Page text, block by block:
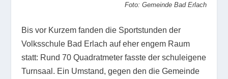
Foto: Gemeinde Bad Erlach
Bis vor Kurzem fanden die Sportstunden der
Volksschule Bad Erlach auf eher engem Raum
statt: Rund 70 Quadratmeter fasste der schuleigene
Turnsaal. Ein Umstand, gegen den die Gemeinde